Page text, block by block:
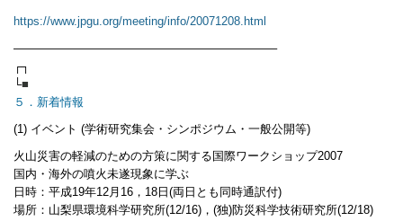
https://www.jpgu.org/meeting/info/20071208.html
——————————————————————–
┌┐
└■
５．新着情報
(1) イベント (学術研究集会・シンポジウム・一般公開等)
火山災害の軽減のための方策に関する国際ワークショップ2007
国内・海外の噴火未遂現象に学ぶ
日時：平成19年12月16，18日(両日とも同時通訳付)
場所：山梨県環境科学研究所(12/16)，(独)防災科学技術研究所(12/18)